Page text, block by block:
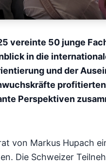
vereinte 50 junge
in die
und der
Perspektiven
von Markus Hupach
Die Schweizer